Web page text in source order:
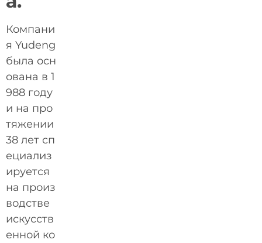
Компани
я Yudeng
была осн
ована в 1
988 году
и на про
тяжении
38 лет сп
ециализ
ируется
на произ
водстве
искусств
енной ко